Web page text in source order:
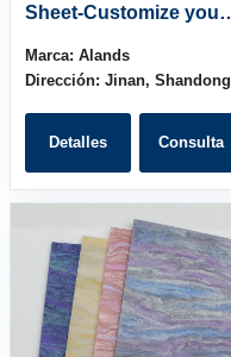
Sheet-Customize your
Marca: Alands
Dirección: Jinan, Shandong
Detalles Consulta